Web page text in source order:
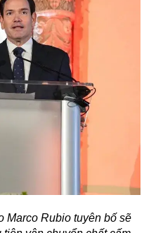
Marco Rubio tuyên bố sẽ